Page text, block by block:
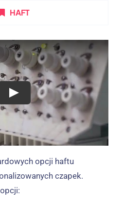
HAFT
opcji haftu
czapek.